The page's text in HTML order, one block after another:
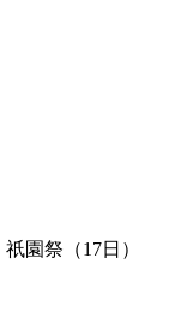
園祭（17日）